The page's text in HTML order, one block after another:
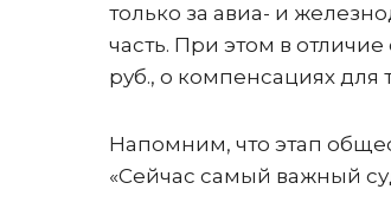
только за авиа- и
часть. При этом в отличие
руб., о компенсациях для
Напомним, что этап
«Сейчас самый важный